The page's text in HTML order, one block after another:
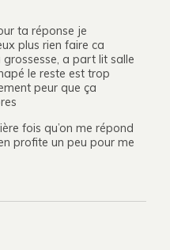
ta réponse je
plus rien faire ca
a part lit salle
le reste est trop
peur que ça
fois qu’on me répond
profite un peu pour me